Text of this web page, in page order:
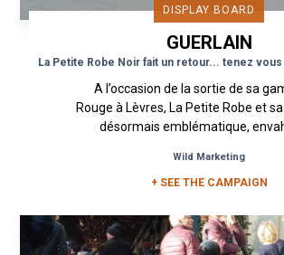
DISPLAY BOARD
GUERLAIN
A l’occasion de la sortie de sa
Rouge à Lèvres, La Petite Robe et
désormais emblématique,
Wild Marketing
+ SEE THE CAMPAIGN